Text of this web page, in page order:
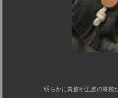
明らかに貴族や王族の将校たちを